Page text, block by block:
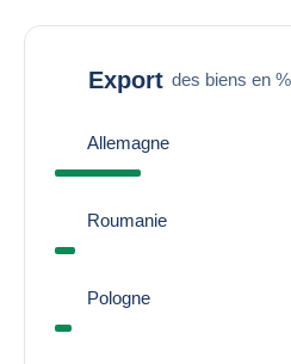
Export des biens en
Allemagne
Roumanie
Pologne